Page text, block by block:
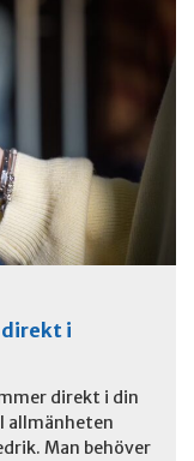
i
direkt i din
allmänheten
Man behöver